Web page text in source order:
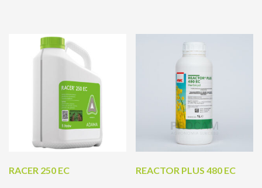
RACER 250 EC REACTOR PLUS 480 EC